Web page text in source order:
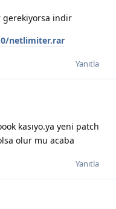
gerekiyorsa indir
netlimiter.rar
Yanıtla
kasıyo.ya yeni patch
olur mu acaba
Yanıtla